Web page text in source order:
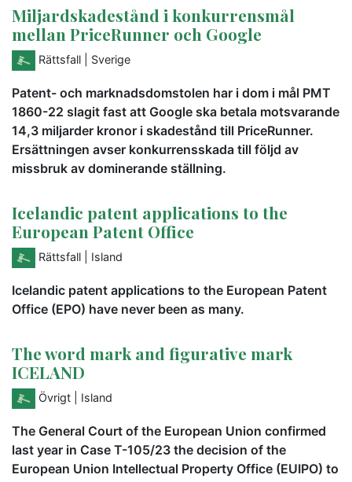
Miljardskadestånd i konkurrensmål
mellan PriceRunner och Google
Rättsfall | Sverige
Patent- och marknadsdomstolen har i dom i mål PMT
1860-22 slagit fast att Google ska betala motsvarande
14,3 miljarder kronor i skadestånd till PriceRunner.
Ersättningen avser konkurrensskada till följd av
missbruk av dominerande ställning.
Icelandic patent applications to the
European Patent Office
Rättsfall | Island
Icelandic patent applications to the European Patent
Office (EPO) have never been as many.
The word mark and figurative mark
ICELAND
Övrigt | Island
The General Court of the European Union confirmed
last year in Case T-105/23 the decision of the
European Union Intellectual Property Office (EUIPO) to